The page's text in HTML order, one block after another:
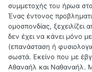
συμμετοχής του ήρωα
Ένας έντονος
ομοσπονδίας,
δεν έχει να κάνει μόνο
(επανάσταση ή
σωστά. Εκείνο που με
Αθαναήλ και Ναθαναήλ.